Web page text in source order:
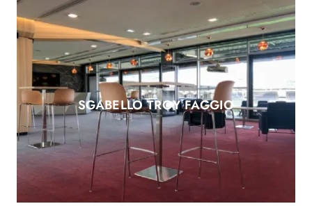
SGABELLO TROY FAGGIO